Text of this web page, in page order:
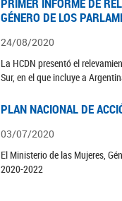
GÉNERO DE LOS
24/08/2020
La HCDN presentó el
Sur, en el que incluye a
PLAN NACIONAL DE
03/07/2020
El Ministerio de las Mujeres,
2020-2022